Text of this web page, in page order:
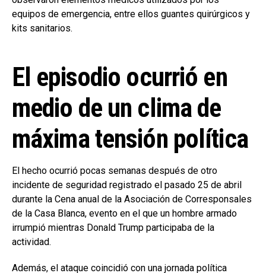
equipos de emergencia, entre ellos guantes quirúrgicos y
kits sanitarios.
El episodio ocurrió en
medio de un clima de
máxima tensión política
El hecho ocurrió pocas semanas después de otro
incidente de seguridad registrado el pasado 25 de abril
durante la Cena anual de la Asociación de Corresponsales
de la Casa Blanca, evento en el que un hombre armado
irrumpió mientras Donald Trump participaba de la
actividad.
Además, el ataque coincidió con una jornada política